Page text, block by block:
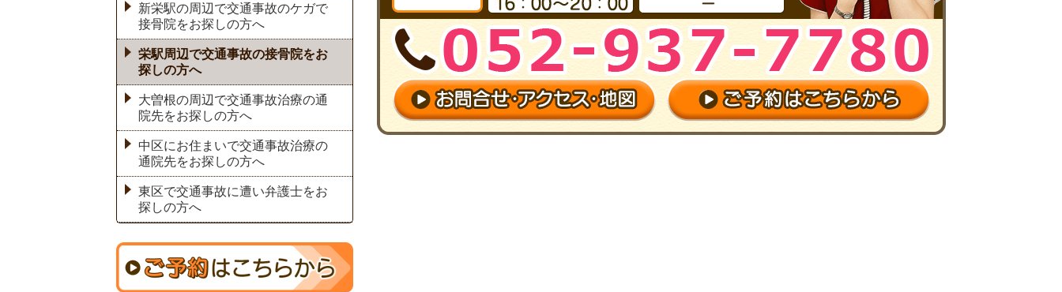
新栄駅の周辺で交通事故のケガで
接骨院をお探しの方へ
栄駅周辺で交通事故の接骨院をお
探しの方へ
大曽根の周辺で交通事故治療の通
院先をお探しの方へ
中区にお住まいで交通事故治療の
通院先をお探しの方へ
東区で交通事故に遭い弁護士をお
探しの方へ